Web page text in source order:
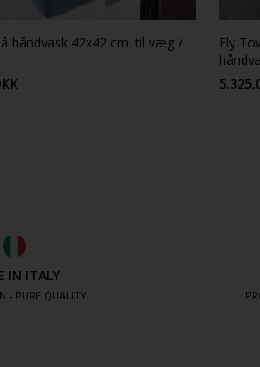
håndvask 42x42 cm. til væg /
Fly
IN ITALY
- PURE QUALITY